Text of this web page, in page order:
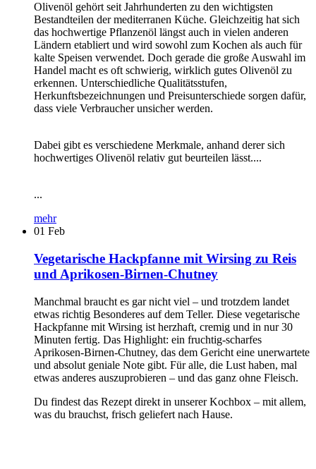
Olivenöl gehört seit Jahrhunderten zu den wichtigsten
Bestandteilen der mediterranen Küche. Gleichzeitig hat sich
das hochwertige Pflanzenöl längst auch in vielen anderen
Ländern etabliert und wird sowohl zum Kochen als auch für
kalte Speisen verwendet. Doch gerade die große Auswahl im
Handel macht es oft schwierig, wirklich gutes Olivenöl zu
erkennen. Unterschiedliche Qualitätsstufen,
Herkunftsbezeichnungen und Preisunterschiede sorgen dafür,
dass viele Verbraucher unsicher werden.
Dabei gibt es verschiedene Merkmale, anhand derer sich
hochwertiges Olivenöl relativ gut beurteilen lässt....
...
mehr
01 Feb
Vegetarische Hackpfanne mit Wirsing zu Reis
und Aprikosen-Birnen-Chutney
Manchmal braucht es gar nicht viel – und trotzdem landet
etwas richtig Besonderes auf dem Teller. Diese vegetarische
Hackpfanne mit Wirsing ist herzhaft, cremig und in nur 30
Minuten fertig. Das Highlight: ein fruchtig-scharfes
Aprikosen-Birnen-Chutney, das dem Gericht eine unerwartete
und absolut geniale Note gibt. Für alle, die Lust haben, mal
etwas anderes auszuprobieren – und das ganz ohne Fleisch.
Du findest das Rezept direkt in unserer Kochbox – mit allem,
was du brauchst, frisch geliefert nach Hause.